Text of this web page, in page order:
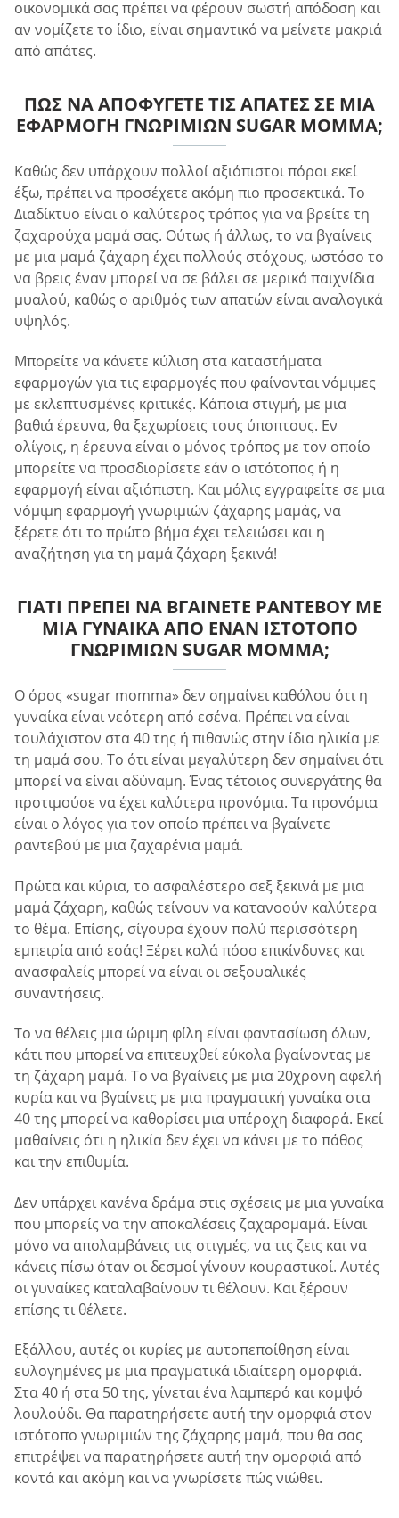
οικονομικά σας πρέπει να φέρουν σωστή απόδοση και
αν νομίζετε το ίδιο, είναι σημαντικό να μείνετε μακριά
από απάτες.
ΠΏΣ ΝΑ ΑΠΟΦΎΓΕΤΕ ΤΙΣ ΑΠΆΤΕΣ ΣΕ ΜΙΑ
ΕΦΑΡΜΟΓΉ ΓΝΩΡΙΜΙΏΝ SUGAR MOMMA;
Καθώς δεν υπάρχουν πολλοί αξιόπιστοι πόροι εκεί
έξω, πρέπει να προσέχετε ακόμη πιο προσεκτικά. Το
Διαδίκτυο είναι ο καλύτερος τρόπος για να βρείτε τη
ζαχαρούχα μαμά σας. Ούτως ή άλλως, το να βγαίνεις
με μια μαμά ζάχαρη έχει πολλούς στόχους, ωστόσο το
να βρεις έναν μπορεί να σε βάλει σε μερικά παιχνίδια
μυαλού, καθώς ο αριθμός των απατών είναι αναλογικά
υψηλός.
Μπορείτε να κάνετε κύλιση στα καταστήματα
εφαρμογών για τις εφαρμογές που φαίνονται νόμιμες
με εκλεπτυσμένες κριτικές. Κάποια στιγμή, με μια
βαθιά έρευνα, θα ξεχωρίσεις τους ύποπτους. Εν
ολίγοις, η έρευνα είναι ο μόνος τρόπος με τον οποίο
μπορείτε να προσδιορίσετε εάν ο ιστότοπος ή η
εφαρμογή είναι αξιόπιστη. Και μόλις εγγραφείτε σε μια
νόμιμη εφαρμογή γνωριμιών ζάχαρης μαμάς, να
ξέρετε ότι το πρώτο βήμα έχει τελειώσει και η
αναζήτηση για τη μαμά ζάχαρη ξεκινά!
ΓΙΑΤΊ ΠΡΈΠΕΙ ΝΑ ΒΓΑΊΝΕΤΕ ΡΑΝΤΕΒΟΎ ΜΕ
ΜΙΑ ΓΥΝΑΊΚΑ ΑΠΌ ΈΝΑΝ ΙΣΤΌΤΟΠΟ
ΓΝΩΡΙΜΙΏΝ SUGAR MOMMA;
Ο όρος «sugar momma» δεν σημαίνει καθόλου ότι η
γυναίκα είναι νεότερη από εσένα. Πρέπει να είναι
τουλάχιστον στα 40 της ή πιθανώς στην ίδια ηλικία με
τη μαμά σου. Το ότι είναι μεγαλύτερη δεν σημαίνει ότι
μπορεί να είναι αδύναμη. Ένας τέτοιος συνεργάτης θα
προτιμούσε να έχει καλύτερα προνόμια. Τα προνόμια
είναι ο λόγος για τον οποίο πρέπει να βγαίνετε
ραντεβού με μια ζαχαρένια μαμά.
Πρώτα και κύρια, το ασφαλέστερο σεξ ξεκινά με μια
μαμά ζάχαρη, καθώς τείνουν να κατανοούν καλύτερα
το θέμα. Επίσης, σίγουρα έχουν πολύ περισσότερη
εμπειρία από εσάς! Ξέρει καλά πόσο επικίνδυνες και
ανασφαλείς μπορεί να είναι οι σεξουαλικές
συναντήσεις.
Το να θέλεις μια ώριμη φίλη είναι φαντασίωση όλων,
κάτι που μπορεί να επιτευχθεί εύκολα βγαίνοντας με
τη ζάχαρη μαμά. Το να βγαίνεις με μια 20χρονη αφελή
κυρία και να βγαίνεις με μια πραγματική γυναίκα στα
40 της μπορεί να καθορίσει μια υπέροχη διαφορά. Εκεί
μαθαίνεις ότι η ηλικία δεν έχει να κάνει με το πάθος
και την επιθυμία.
Δεν υπάρχει κανένα δράμα στις σχέσεις με μια γυναίκα
που μπορείς να την αποκαλέσεις ζαχαρομαμά. Είναι
μόνο να απολαμβάνεις τις στιγμές, να τις ζεις και να
κάνεις πίσω όταν οι δεσμοί γίνουν κουραστικοί. Αυτές
οι γυναίκες καταλαβαίνουν τι θέλουν. Και ξέρουν
επίσης τι θέλετε.
Εξάλλου, αυτές οι κυρίες με αυτοπεποίθηση είναι
ευλογημένες με μια πραγματικά ιδιαίτερη ομορφιά.
Στα 40 ή στα 50 της, γίνεται ένα λαμπερό και κομψό
λουλούδι. Θα παρατηρήσετε αυτή την ομορφιά στον
ιστότοπο γνωριμιών της ζάχαρης μαμά, που θα σας
επιτρέψει να παρατηρήσετε αυτή την ομορφιά από
κοντά και ακόμη και να γνωρίσετε πώς νιώθει.